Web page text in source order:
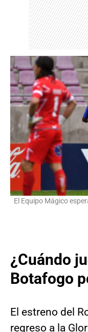
El Equipo Mágico
¿Cuándo
Botafogo
El estreno del
regreso a la